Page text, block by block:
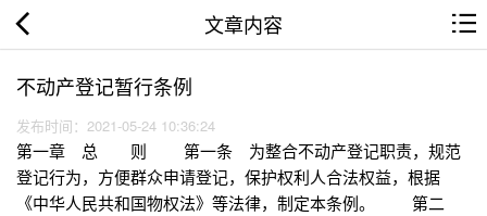
文章内容
不动产登记暂行条例
发布时间：2021-05-24 10:36:24
第一章 总 则 第一条 为整合不动产登记职责，规范
登记行为，方便群众申请登记，保护权利人合法权益，根据
《中华人民共和国物权法》等法律，制定本条例。 第二